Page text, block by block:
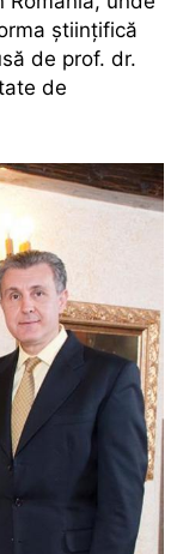
științifică
de prof. dr.
de